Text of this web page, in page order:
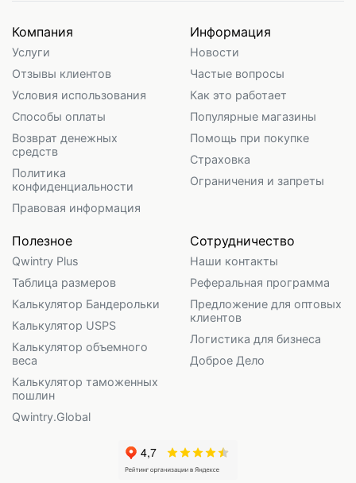
Компания
Услуги
Отзывы клиентов
Условия использования
Способы оплаты
Возврат денежных
средств
Политика
конфиденциальности
Правовая информация
Информация
Новости
Частые вопросы
Как это работает
Популярные магазины
Помощь при покупке
Страховка
Ограничения и запреты
Полезное
Qwintry Plus
Таблица размеров
Калькулятор Бандерольки
Калькулятор USPS
Калькулятор объемного
веса
Калькулятор таможенных
пошлин
Qwintry.Global
Сотрудничество
Наши контакты
Реферальная программа
Предложение для оптовых
клиентов
Логистика для бизнеса
Доброе Дело